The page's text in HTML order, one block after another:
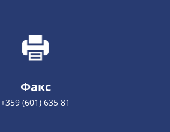
Факс
+359 (601) 635 81